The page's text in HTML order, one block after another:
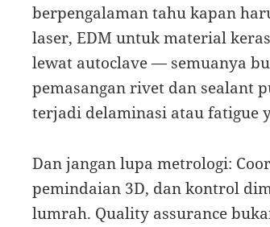
berpengalaman tahu kapan
laser, EDM untuk material
lewat autoclave — semuanya
pemasangan rivet dan sealant
terjadi delaminasi atau fatigue
Dan jangan lupa metrologi:
pemindaian 3D, dan kontrol
lumrah. Quality assurance